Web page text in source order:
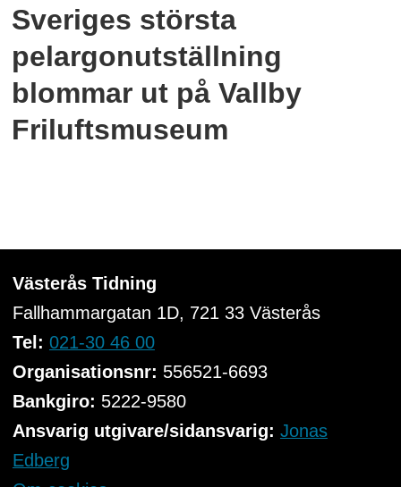
Sveriges största
pelargonutställning
blommar ut på Vallby
Friluftsmuseum
Västerås Tidning
Fallhammargatan 1D, 721 33Västerås
Tel: 021-30 46 00
Organisationsnr: 556521-6693
Bankgiro: 5222-9580
Ansvarig utgivare/sidansvarig: Jonas
Edberg